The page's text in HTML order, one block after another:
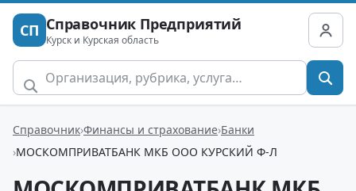
СП Справочник Предприятий
Курск и Курская область
Справочник Финансы и страхование Банки
МОСКОМПРИВАТБАНК МКБ ООО КУРСКИЙ Ф-Л